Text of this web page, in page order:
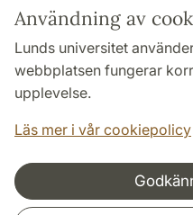
Användning av
Lunds universitet
webbplatsen fungerar
upplevelse.
Läs mer i vår cookiepolicy
Genvägar
Om webbplatsen och
Behandling av
Tillgänglighetsredogörelse